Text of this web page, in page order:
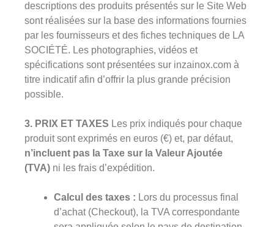
descriptions des produits présentés sur le Site Web
sont réalisées sur la base des informations fournies
par les fournisseurs et des fiches techniques de LA
SOCIÉTÉ. Les photographies, vidéos et
spécifications sont présentées sur inzainox.com à
titre indicatif afin d’offrir la plus grande précision
possible.
3. PRIX ET TAXES Les prix indiqués pour chaque
produit sont exprimés en euros (€) et, par défaut,
n’incluent pas la Taxe sur la Valeur Ajoutée
(TVA) ni les frais d’expédition.
Calcul des taxes : Lors du processus final
d’achat (Checkout), la TVA correspondante